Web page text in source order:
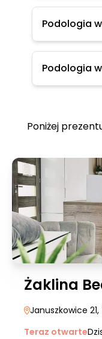
Podologia
Podologia
Poniżej
Żaklina
Januszkowice 21,
Teraz otwarte